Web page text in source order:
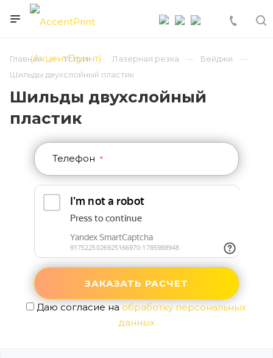
Главная Услуги Лазерная резка
Бейджи
Шильды двухслойный пластик
Шильды двухслойный
пластик
Телефон *
Даю согласие на обработку персональных
данных